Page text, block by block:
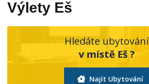
Výlety Eš
Hledáte ubytování
v místě Eš ?
Najít Ubytování